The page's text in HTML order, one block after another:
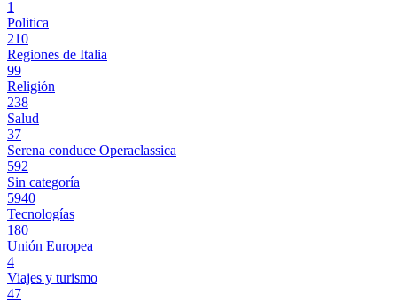
1
Politica
210
Regiones de Italia
99
Religión
238
Salud
37
Serena conduce Operaclassica
592
Sin categoría
5940
Tecnologías
180
Unión Europea
4
Viajes y turismo
47